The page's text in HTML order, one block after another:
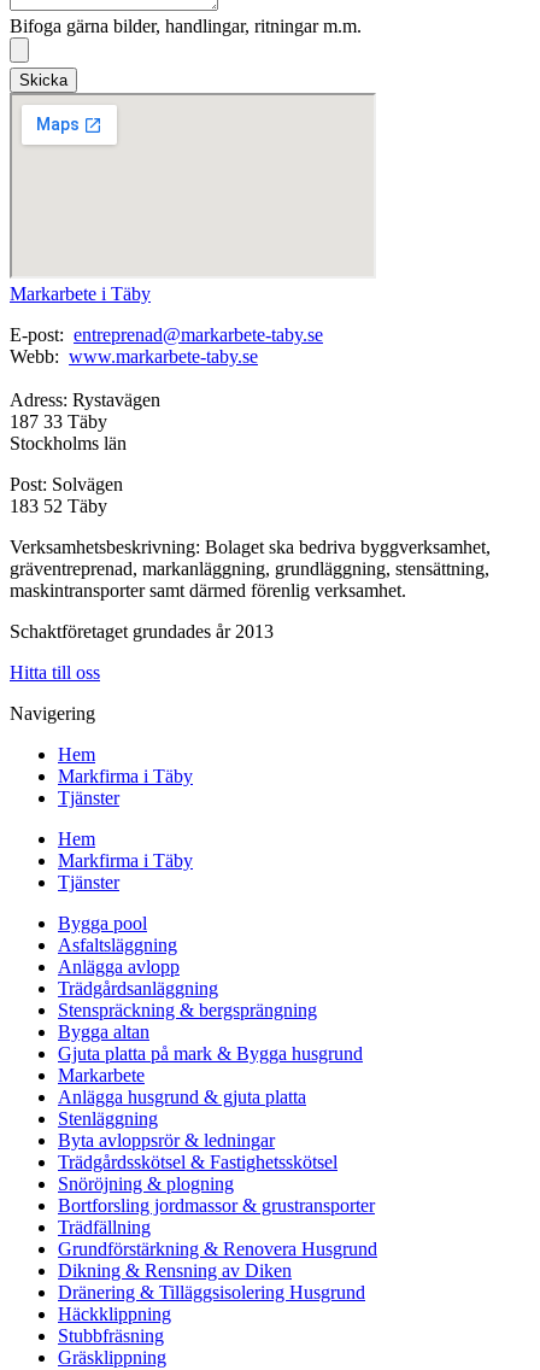
Bifoga gärna bilder, handlingar, ritningar m.m.
Skicka
Markarbete i Täby
E-post: entreprenad@markarbete-taby.se
Webb: www.markarbete-taby.se
Adress: Rystavägen
187 33 Täby
Stockholms län
Post: Solvägen
183 52 Täby
Verksamhetsbeskrivning: Bolaget ska bedriva byggverksamhet,
gräventreprenad, markanläggning, grundläggning, stensättning,
maskintransporter samt därmed förenlig verksamhet.
Schaktföretaget grundades år 2013
Hitta till oss
Navigering
Hem
Markfirma i Täby
Tjänster
Hem
Markfirma i Täby
Tjänster
Bygga pool
Asfaltsläggning
Anlägga avlopp
Trädgårdsanläggning
Stenspräckning & bergsprängning
Bygga altan
Gjuta platta på mark & Bygga husgrund
Markarbete
Anlägga husgrund & gjuta platta
Stenläggning
Byta avloppsrör & ledningar
Trädgårdsskötsel & Fastighetsskötsel
Snöröjning & plogning
Bortforsling jordmassor & grustransporter
Trädfällning
Grundförstärkning & Renovera Husgrund
Dikning & Rensning av Diken
Dränering & Tilläggsisolering Husgrund
Häckklippning
Stubbfräsning
Gräsklippning